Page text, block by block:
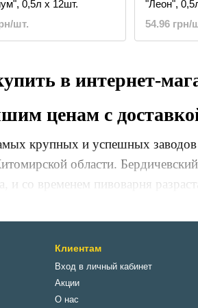
купить в
ценам с
крупных и успешных
области.
и со временем пивоварня
для изготовления пива
под наблюдением
то, что оно проходит 4
0,5л х 12шт.
шт.
"Леон",
54.96 грн/
Клиентам
Вход в личный кабинет
Акции
О нас